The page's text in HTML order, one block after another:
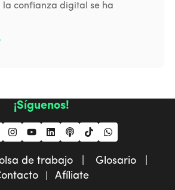
la confianza digital se ha
¡Síguenos!
de trabajo |
Glosario |
| Afíliate